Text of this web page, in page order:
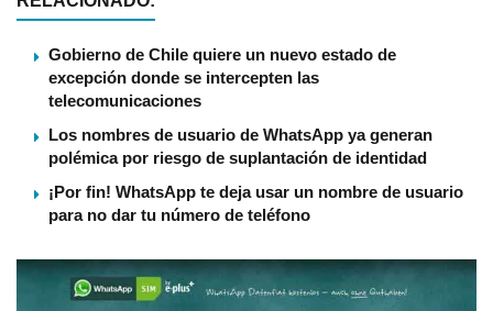
Gobierno de Chile quiere un nuevo estado de
excepción donde se intercepten las
telecomunicaciones
Los nombres de usuario de WhatsApp ya generan
polémica por riesgo de suplantación de identidad
¡Por fin! WhatsApp te deja usar un nombre de usuario
para no dar tu número de teléfono